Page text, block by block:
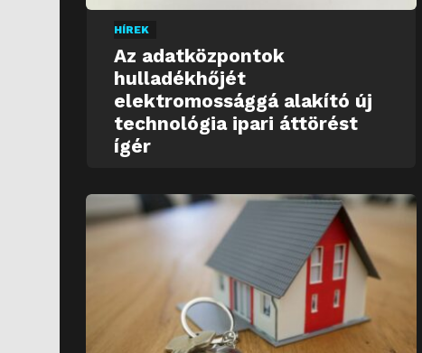
HÍREK
Az adatközpontok
hulladékhőjét
elektromossággá alakító új
technológia ipari áttörést
ígér